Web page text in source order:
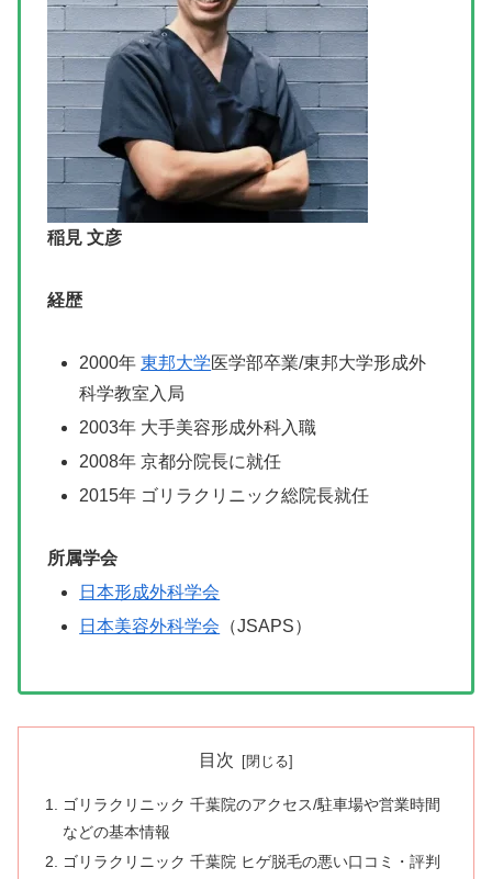
稲見 文彦
経歴
2000年東邦大学医学部卒業/東邦大学形成外
科学教室入局
2003年 大手美容形成外科入職
2008年 京都分院長に就任
2015年 ゴリラクリニック総院長就任
所属学会
日本形成外科学会
日本美容外科学会 （JSAPS）
目次
ゴリラクリニック 千葉院のアクセス/駐車場や営業時間
などの基本情報
ゴリラクリニック 千葉院 ヒゲ脱毛の悪い口コミ・評判